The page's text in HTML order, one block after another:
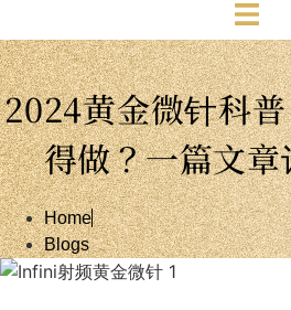
2024黄金微针科
得做？一篇文
Home
Blogs